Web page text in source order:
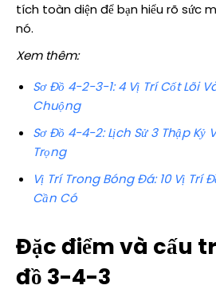
tích toàn diện để bạn hiểu rõ sức
nó.
Xem thêm:
Sơ Đồ 4-2-3-1: 4 Vị Trí Cốt Lõi
Chuộng
Sơ Đồ 4-4-2: Lịch Sử 3 Thập Kỷ
Trọng
Vị Trí Trong Bóng Đá: 10 Vị Trí
Cần Có
Đặc điểm và cấu
đồ 3-4-3